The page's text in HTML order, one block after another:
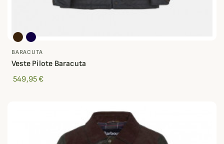
BARACUTA
Veste Pilote Baracuta
549,95 €